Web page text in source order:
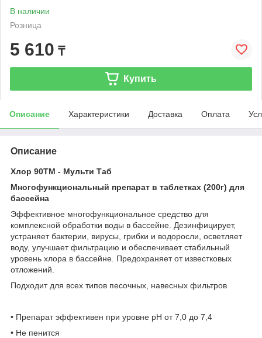
В наличии
Розница
5 610 ₸
Купить
Описание Характеристики Доставка Оплата
Описание
Хлор 90ТМ - Мульти Таб
Многофункциональный препарат в таблетках (200г) для
бассейна
Эффективное многофункциональное средство для
комплексной обработки воды в бассейне. Дезинфицирует,
устраняет бактерии, вирусы, грибки и водоросли, осветляет
воду, улучшает фильтрацию и обеспечивает стабильный
уровень хлора в бассейне. Предохраняет от известковых
отложений.
Подходит для всех типов песочных, навесных фильтров
• Препарат эффективен при уровне pH от 7,0 до 7,4
• Не пенится